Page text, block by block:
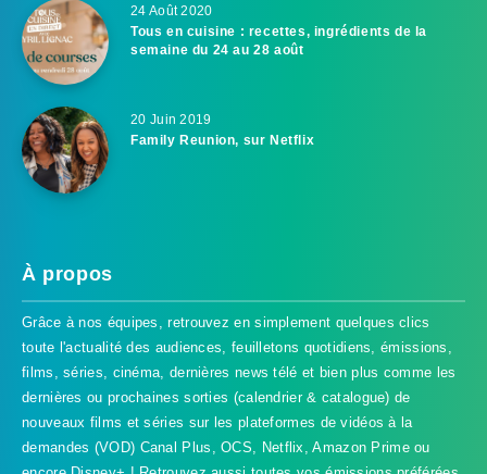
24 Août 2020
Tous en cuisine : recettes, ingrédients de la
semaine du 24 au 28 août
20 Juin 2019
Family Reunion, sur Netflix
À propos
Grâce à nos équipes, retrouvez en simplement quelques clics
toute l'actualité des audiences, feuilletons quotidiens, émissions,
films, séries, cinéma, dernières news télé et bien plus comme les
dernières ou prochaines sorties (calendrier & catalogue) de
nouveaux films et séries sur les plateformes de vidéos à la
demandes (VOD) Canal Plus, OCS, Netflix, Amazon Prime ou